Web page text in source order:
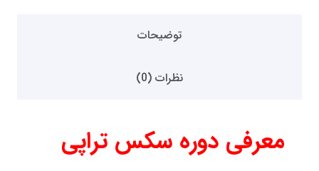
توضیحات
نظرات (0)
معرفی دوره سکس تراپی